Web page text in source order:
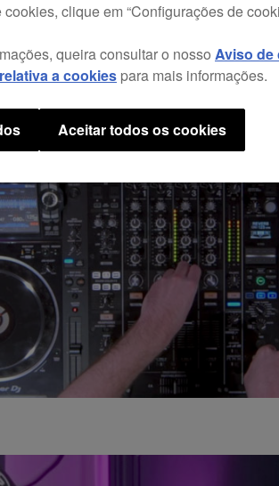
clique em “Configurações de
queira consultar o nosso Aviso de
a cookies para mais informações.
Aceitar todos os cookies